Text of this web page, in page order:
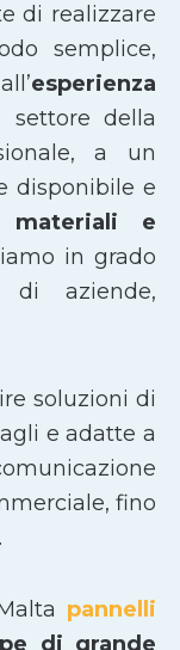
di realizzare
semplice,
esperienza
settore della
a un
disponibile e
materiali e
in grado
di aziende,
soluzioni di
e adatte a
fino
pannelli
di grande